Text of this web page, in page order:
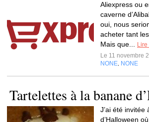
Aliexpress ou
caverne
oui, nous
acheter tant
Mais que...
Lire
Le 11 novembre
NONE NONE
Tartelettes à la banane
J’ai été invitée
d’Halloween